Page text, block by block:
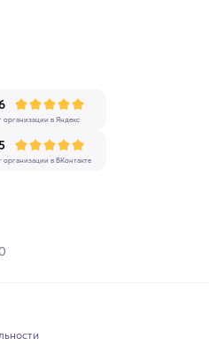
организации в Яндекс
организации в ВКонтакте